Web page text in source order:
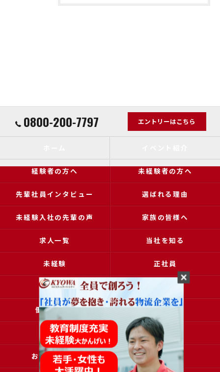
0800-200-7797 エントリーはこちら
経験者の方へ 未経験者の方へ
先輩社員インタビュー 選ばれる理由
未経験入社の先輩の声 家族の皆様へ
求人一覧 当社を知る
未経験 正社員
高収入
働きやすい アクセス
ブログ コラム
お問い合わせ 採用申込